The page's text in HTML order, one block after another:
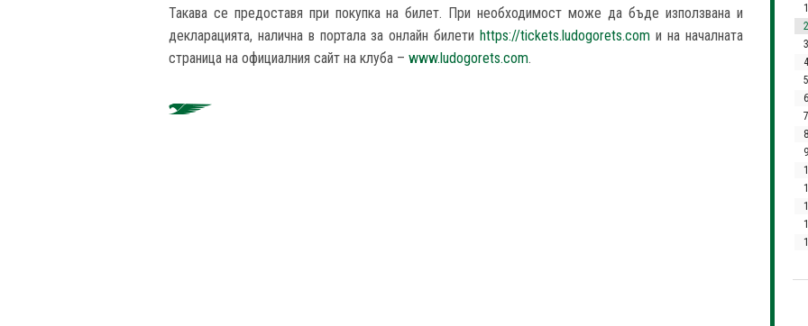
Такава се предоставя при покупка на билет. При необходимост може да бъде използвана и
декларацията, налична в портала за онлайн билетиhttps://tickets.ludogorets.com и на началната
страница на официалния сайт на клуба – www.ludogorets.com.